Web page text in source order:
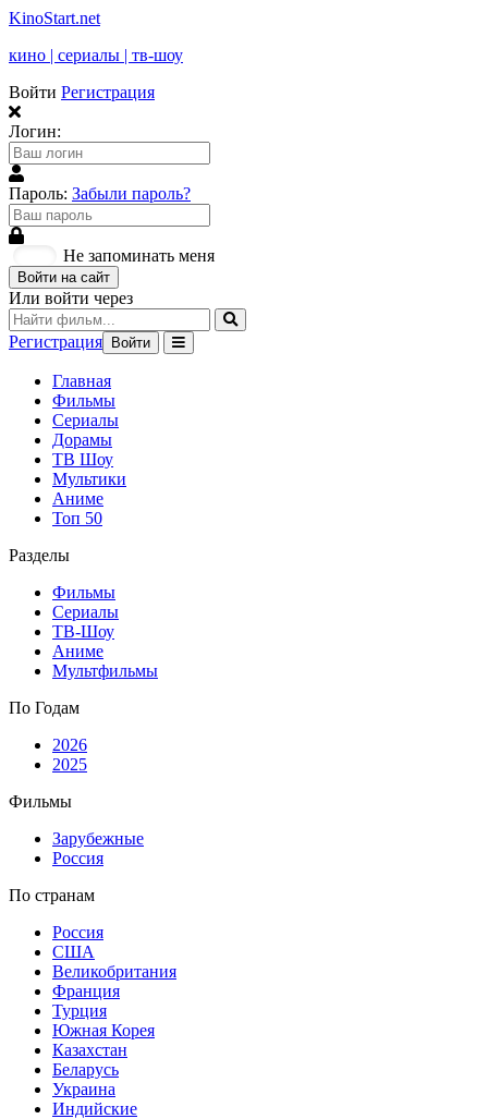
KinoStart.net
кино | сериалы | тв-шоу
Войти Регистрация
Логин:
Пароль: Забыли пароль?
Не запоминать меня
Войти на сайт
Или войти через
Регистрация Войти
Главная
Фильмы
Сериалы
Дорамы
ТВ Шоу
Мультики
Аниме
Топ 50
Разделы
Фильмы
Сериалы
ТВ-Шоу
Аниме
Мультфильмы
По Годам
2026
2025
Фильмы
Зарубежные
Россия
По странам
Россия
США
Великобритания
Франция
Турция
Южная Корея
Казахстан
Беларусь
Украина
Индийские